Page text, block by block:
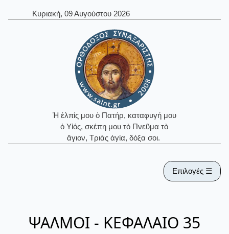
Κυριακή, 09 Αυγούστου 2026
Ἡ ἐλπίς μου ὁ Πατήρ, καταφυγή μου
ὁ Υἱός, σκέπη μου τὸ Πνεῦμα τὸ
ἅγιον, Τριὰς ἁγία, δόξα σοι.
Επιλογές ☰
ΨΑΛΜΟΙ - ΚΕΦΑΛΑΙΟ 35